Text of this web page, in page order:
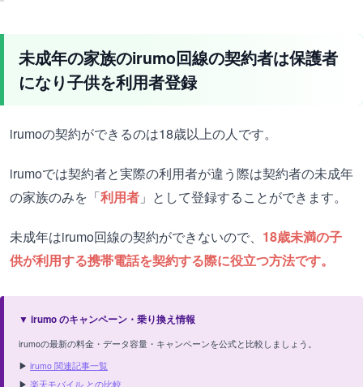
未成年の家族のirumo回線の契約者は保護者
になり子供を利用者登録
irumoの契約ができるのは18歳以上の人です。
irumoでは契約者と実際の利用者が違う際は契約者の未成年
の家族のみを「利用者 」として登録することができます。
未成年はirumo回線の契約ができないので、 18歳未満の子
供が利用する携帯電話を契約する際に役立つ方法です。
▼ irumo のキャンペーン・乗り換え情報
irumoの最新の料金・データ容量・キャンペーンを公式と比較しましょう。
▶ irumo 関連記事一覧
▶ 楽天モバイル との比較